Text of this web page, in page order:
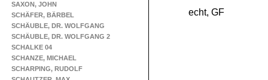
SAXON, JOHN
SCHÄFER, BÄRBEL
SCHÄUBLE, DR. WOLFGANG
SCHÄUBLE, DR. WOLFGANG 2
SCHALKE 04
SCHANZE, MICHAEL
SCHARPING, RUDOLF
echt, GF